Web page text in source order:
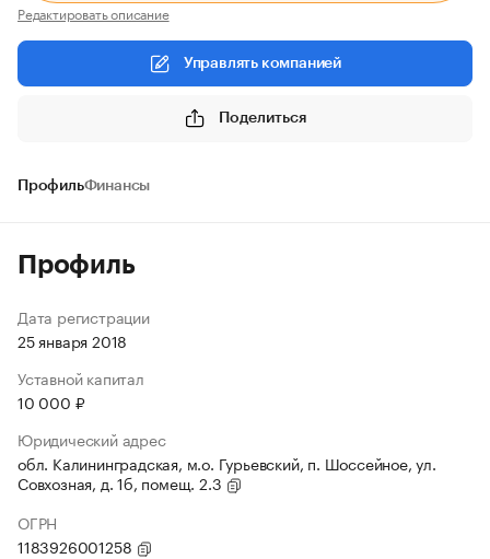
Редактировать описание
Управлять компанией
Поделиться
ПрофильФинансы
Профиль
Дата регистрации
25 января 2018
Уставной капитал
10 000 ₽
Юридический адрес
обл. Калининградская, м.о. Гурьевский, п. Шоссейное, ул.
Совхозная, д. 1б, помещ. 2.3
ОГРН
1183926001258